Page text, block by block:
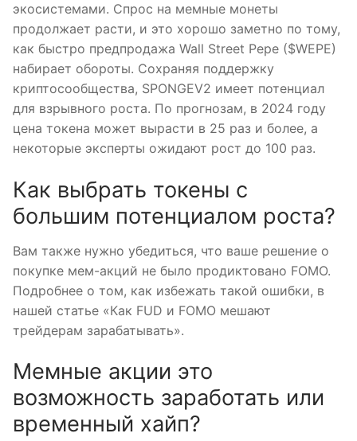
экосистемами. Спрос на мемные монеты
продолжает расти, и это хорошо заметно по тому,
как быстро предпродажа Wall Street Pepe ($WEPE)
набирает обороты. Сохраняя поддержку
криптосообщества, SPONGEV2 имеет потенциал
для взрывного роста. По прогнозам, в 2024 году
цена токена может вырасти в 25 раз и более, а
некоторые эксперты ожидают рост до 100 раз.
Как выбрать токены с
большим потенциалом роста?
Вам также нужно убедиться, что ваше решение о
покупке мем-акций не было продиктовано FOMO.
Подробнее о том, как избежать такой ошибки, в
нашей статье «Как FUD и FOMO мешают
трейдерам зарабатывать».
Мемные акции это
возможность заработать или
временный хайп?